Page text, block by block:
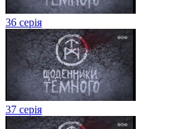
36 серія
37 серія